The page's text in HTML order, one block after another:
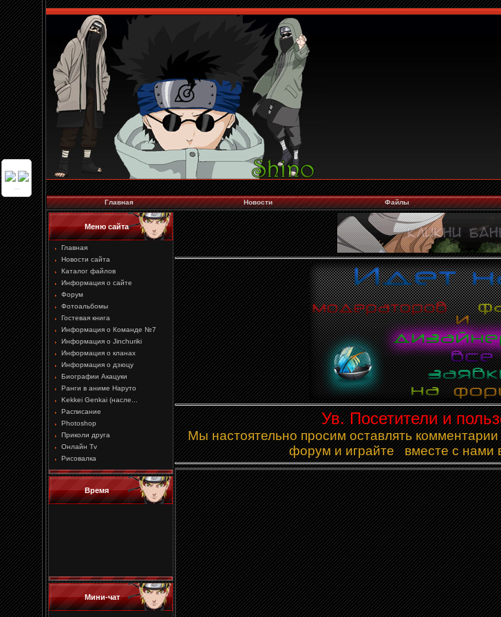
Главная Новости Файлы
Меню сайта
Главная
Новости сайта
Каталог файлов
Информация о сайте
Форум
Фотоальбомы
Гостевая книга
Информация о Команде №7
Информация о Jinchuriki
Информация о кланах
Информация о дзюцу
Биографии Акацуки
Ранги в аниме Наруто
Kekkei Genkai (насле...
Расписание
Photoshop
Приколи друга
Онлайн Tv
Рисовалка
Время
Мини-чат
Ув. Посетители и
Мы настоятельно просим оставлять
форум и играйте вместе с нами